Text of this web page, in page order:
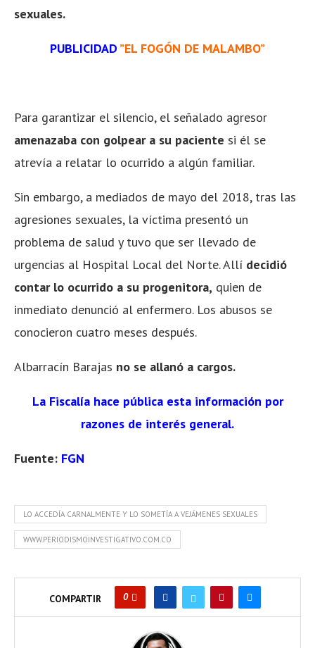
sexuales.
PUBLICIDAD ”EL FOGÓN DE MALAMBO”
Para garantizar el silencio, el señalado agresor
amenazaba con golpear a su paciente si él se
atrevía a relatar lo ocurrido a algún familiar.
Sin embargo, a mediados de mayo del 2018, tras las
agresiones sexuales, la víctima presentó un
problema de salud y tuvo que ser llevado de
urgencias al Hospital Local del Norte. Allí decidió
contar lo ocurrido a su progenitora, quien de
inmediato denunció al enfermero. Los abusos se
conocieron cuatro meses después.
Albarracín Barajas no se allanó a cargos.
La Fiscalía hace pública esta información por
razones de interés general.
Fuente: FGN
LO ACCEDÍA CARNALMENTE Y LO SOMETÍA A VEJÁMENES SEXUALES
WWW.PERIODISMOINVESTIGATIVO.COM.CO
COMPARTIR 0